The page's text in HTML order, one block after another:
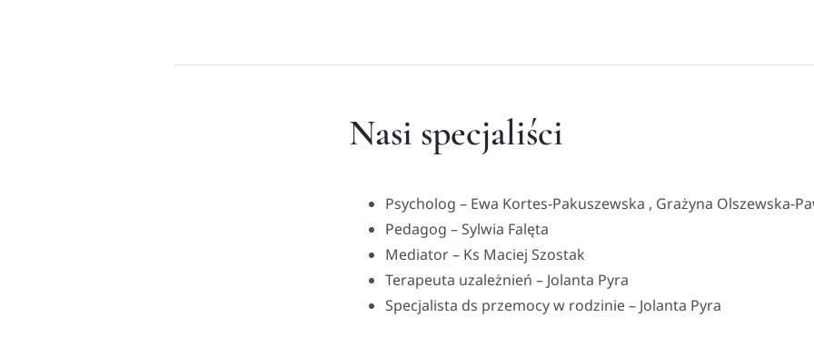
Nasi specjaliści
Psycholog – Ewa Kortes-Pakuszewska , Grażyna Olszewska-
Pedagog – Sylwia Falęta
Mediator – Ks Maciej Szostak
Terapeuta uzależnień – Jolanta Pyra
Specjalista ds przemocy w rodzinie – Jolanta Pyra